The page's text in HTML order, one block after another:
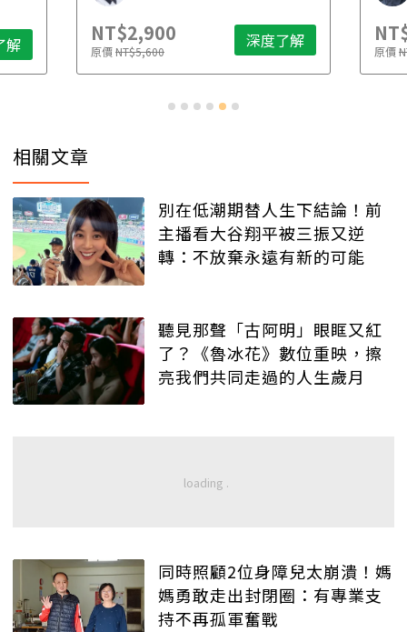
解 NT$2,900
原價NT$5,600 深度了解 原價
相關文章
別在低潮期替人生下結論！前
主播看大谷翔平被三振又逆
轉：不放棄永遠有新的可能
聽見那聲「古阿明」眼眶又紅
了？《魯冰花》數位重映，擦
亮我們共同走過的人生歲月
同時照顧2位身障兒太崩潰！媽
媽勇敢走出封閉圈：有專業支
持不再孤軍奮戰